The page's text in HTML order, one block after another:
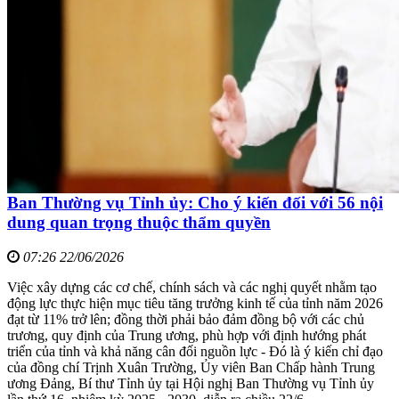
Ban Thường vụ Tỉnh ủy: Cho ý kiến đối với 56 nội
dung quan trọng thuộc thẩm quyền
07:26 22/06/2026
Việc xây dựng các cơ chế, chính sách và các nghị quyết nhằm tạo
động lực thực hiện mục tiêu tăng trưởng kinh tế của tỉnh năm 2026
đạt từ 11% trở lên; đồng thời phải bảo đảm đồng bộ với các chủ
trương, quy định của Trung ương, phù hợp với định hướng phát
triển của tỉnh và khả năng cân đối nguồn lực - Đó là ý kiến chỉ đạo
của đồng chí Trịnh Xuân Trường, Ủy viên Ban Chấp hành Trung
ương Đảng, Bí thư Tỉnh ủy tại Hội nghị Ban Thường vụ Tỉnh ủy